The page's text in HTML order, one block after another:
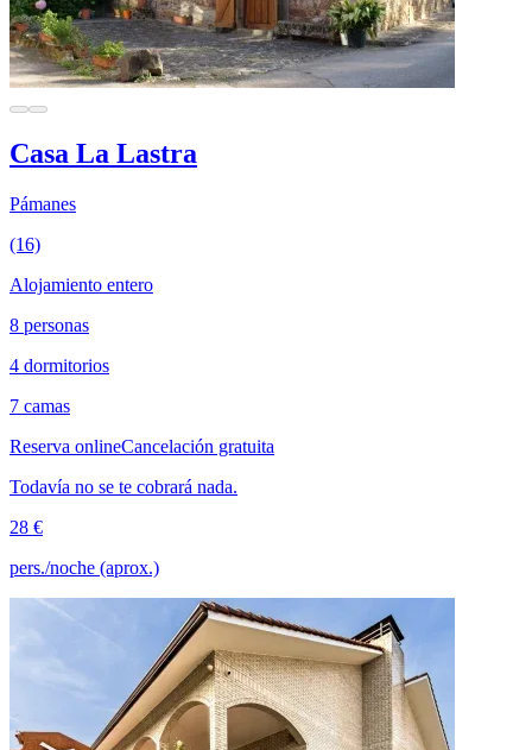
Casa La Lastra
Pámanes
(16)
Alojamiento entero
8 personas
4 dormitorios
7 camas
Reserva onlineCancelación gratuita
Todavía no se te cobrará nada.
28 €
pers./noche (aprox.)